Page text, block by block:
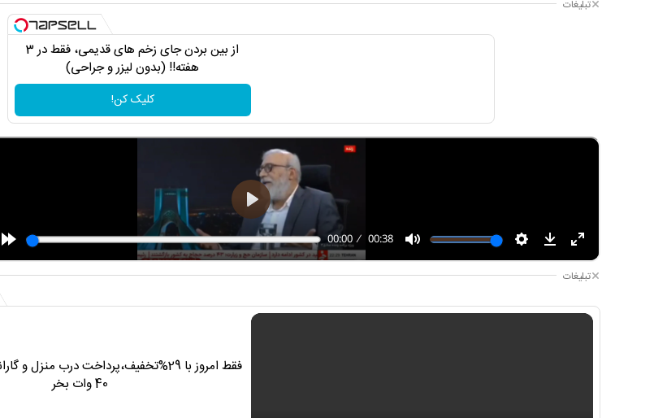
تبلیغات
از بین بردن جای زخم های قدیمی، فقط در 3
هفته!! (بدون لیزر و جراحی)
کلیک کن!
تبلیغات
فقط امروز با 29%تخفیف،پرداخت درب منزل
40 وات بخر